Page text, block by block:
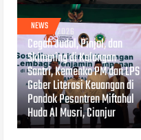
NEWS
AUG 04, 2026
Cegah Judol, Pinjol, dan
Skimming di Kalangan
Santri, Kemenko PM dan LPS
Geber Literasi Keuangan di
Pondok Pesantren Miftahul
Huda Al Musri, Cianjur